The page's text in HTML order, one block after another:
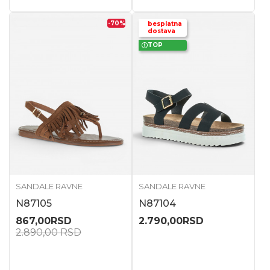
-70%
SANDALE RAVNE
N87105
867,00RSD
2.890,00RSD
besplatna
dostava
TOP
SANDALE RAVNE
N87104
2.790,00RSD